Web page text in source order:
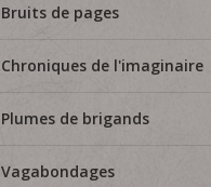
Bruits de pages
Chroniques de l'imaginaire
Plumes de brigands
Vagabondages